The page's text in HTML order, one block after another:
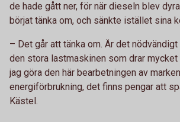
de hade gått ner, för när dieseln blev
börjat tänka om, och sänkte istället sina
– Det går att tänka om. Är det
den stora lastmaskinen som drar
jag göra den här bearbetningen av
energiförbrukning, det finns pengar att
Kästel.